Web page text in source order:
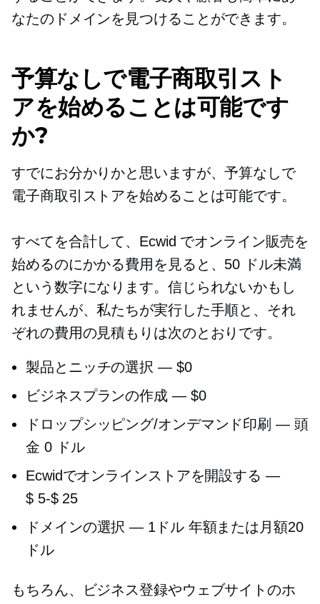
なたのドメインを見つけることができます。
予算なしで電子商取引スト
アを始めることは可能です
か?
すでにお分かりかと思いますが、予算なしで
電子商取引ストアを始めることは可能です。
すべてを合計して、Ecwid でオンライン販売を
始めるのにかかる費用を見ると、50 ドル未満
という数字になります。信じられないかもし
れませんが、私たちが実行した手順と、それ
ぞれの費用の見積もりは次のとおりです。
製品とニッチの選択 — $0
ビジネスプランの作成 — $0
ドロップシッピング/オンデマンド印刷 — 頭
金 0 ドル
Ecwidでオンラインストアを開設する —
$ 5-$ 25
ドメインの選択 — 1ドル年額または月額20
ドル
もちろん、ビジネス登録やウェブサイトのホ